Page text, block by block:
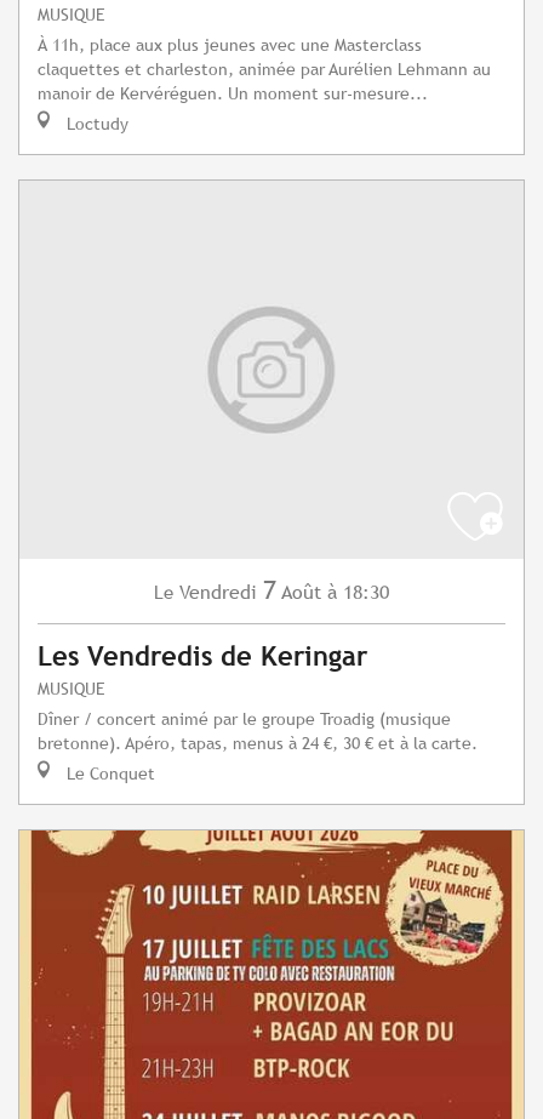
MUSIQUE
À 11h, place aux plus jeunes avec une Masterclass
claquettes et charleston, animée par Aurélien Lehmann au
manoir de Kervéréguen. Un moment sur-mesure...
Loctudy
Le Vendredi 7 Août à 18:30
Les Vendredis de Keringar
MUSIQUE
Dîner / concert animé par le groupe Troadig (musique
bretonne). Apéro, tapas, menus à 24 €, 30 € et à la carte.
Le Conquet